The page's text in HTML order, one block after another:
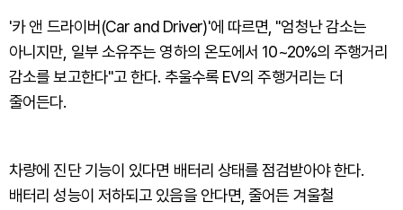
'카 앤 드라이버(Car and Driver)'에 따르면, "엄청난 감소는
아니지만, 일부 소유주는 영하의 온도에서 10~20%의 주행거리
감소를 보고한다"고 한다. 추울수록 EV의 주행거리는 더
줄어든다.
차량에 진단 기능이 있다면 배터리 상태를 점검받아야 한다.
배터리 성능이 저하되고 있음을 안다면, 줄어든 겨울철